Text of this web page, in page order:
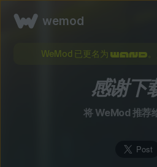
wemod
WeMod 已更名为
感谢下
将 WeMod 推荐